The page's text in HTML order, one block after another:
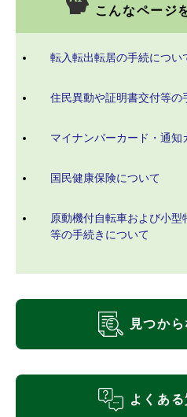
こんなページ
転入転出転居の手続につい
住民異動や証明書交付等の
マイナンバーカード・通知
国民健康保険について
原動機付自転車および小
等の手続きについて
見つか
よくあ